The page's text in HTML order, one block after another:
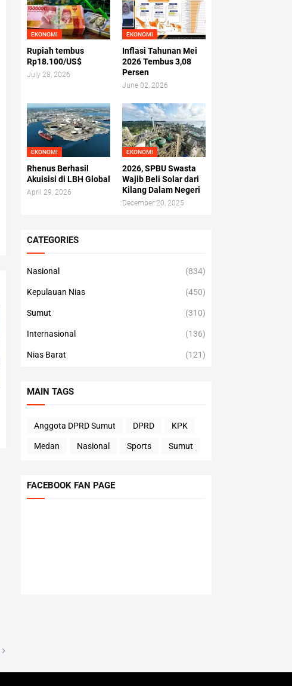
EKONOMI
Rupiah tembus
Rp18.100/US$
July 28, 2026
EKONOMI
Inflasi Tahunan Mei
2026 Tembus 3,08
Persen
June 02, 2026
EKONOMI
Rhenus Berhasil
Akuisisi di LBH Global
April 29, 2026
EKONOMI
2026, SPBU Swasta
Wajib Beli Solar dari
Kilang Dalam Negeri
December 20, 2025
CATEGORIES
Nasional (834)
Kepulauan Nias (450)
Sumut (310)
Internasional (136)
Nias Barat (121)
MAIN TAGS
Anggota DPRD Sumut DPRD KPK
Medan Nasional Sports Sumut
FACEBOOK FAN PAGE